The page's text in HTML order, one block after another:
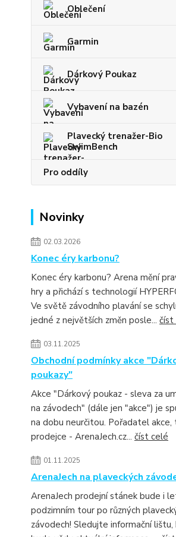
Oblečení
Garmin
Dárkový Poukaz
Vybavení na bazén
Plavecký trenažer-Bio
SwimBench
Pro oddíly
Novinky
02.03.2026
Konec éry karbonu?
Konec éry karbonu? Arena mění
hry a přichází s technologií
Ve světě závodního plavání se
jedné z největších změn posle... číst
03.11.2025
Obchodní podmínky akce
poukazy"
Akce "Dárkový poukaz - sleva za
na závodech" (dále jen "akce") je
na dobu neurčitou. Pořadatel
prodejce - ArenaJech.cz... číst celé
01.11.2025
ArenaJech na plaveckých
ArenaJech prodejní stánek bude i
podzimním tour po různých
závodech! Sledujte informační lištu,